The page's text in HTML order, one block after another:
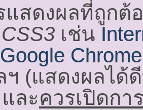
แสดงผลที่ถูกต้
เช่น
Google
ฯ (แสดงผลได้
ละควรเปิดกา